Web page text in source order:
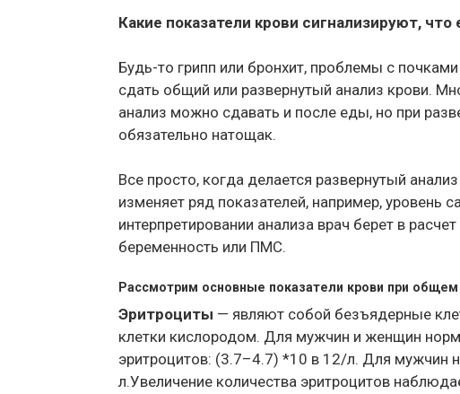
Какие показатели крови сигнализируют,
Будь-то грипп или бронхит, проблемы с
сдать общий или развернутый анализ крови.
анализ можно сдавать и после еды, но при
обязательно натощак.
Все просто, когда делается развернутый
изменяет ряд показателей, например, уровень
интерпретировании анализа врач берет в
беременность или ПМС.
Рассмотрим основные показатели крови при общем
Эритроциты — являют собой безъядерные
клетки кислородом. Для мужчин и женщин
эритроцитов: (3.7–4.7) *10 в 12/л. Для мужчин
л.Увеличение количества эритроцитов